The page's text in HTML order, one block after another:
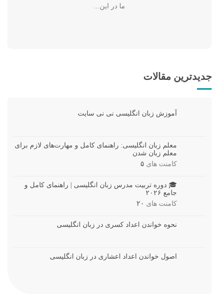
جدیدترین مقالات
آموزش زبان انگلیسی نی نی سایت
معلم زبان انگلیسی: راهنمای کامل و مهارت‌های لازم برای
معلم زبان شدن
کامنت های ۵
🎓 دوره تربیت مدرس زبان انگلیسی | راهنمای کامل و
جامع ۲۰۲۶
کامنت های ۲۰
نحوه خواندن اعداد کسری در زبان انگلیسی
اصول خواندن اعداد اعشاری در زبان انگلیسی
ما در این...